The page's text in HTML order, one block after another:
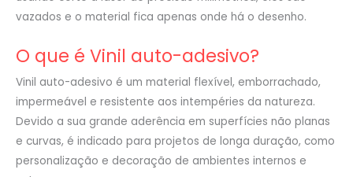
vazados e o material fica apenas onde há o desenho.
O que é Vinil auto-adesivo?
Vinil auto-adesivo é um material flexível, emborrachado,
impermeável e resistente aos intempéries da natureza.
Devido a sua grande aderência em superfícies não planas
e curvas, é indicado para projetos de longa duração, como
personalização e decoração de ambientes internos e